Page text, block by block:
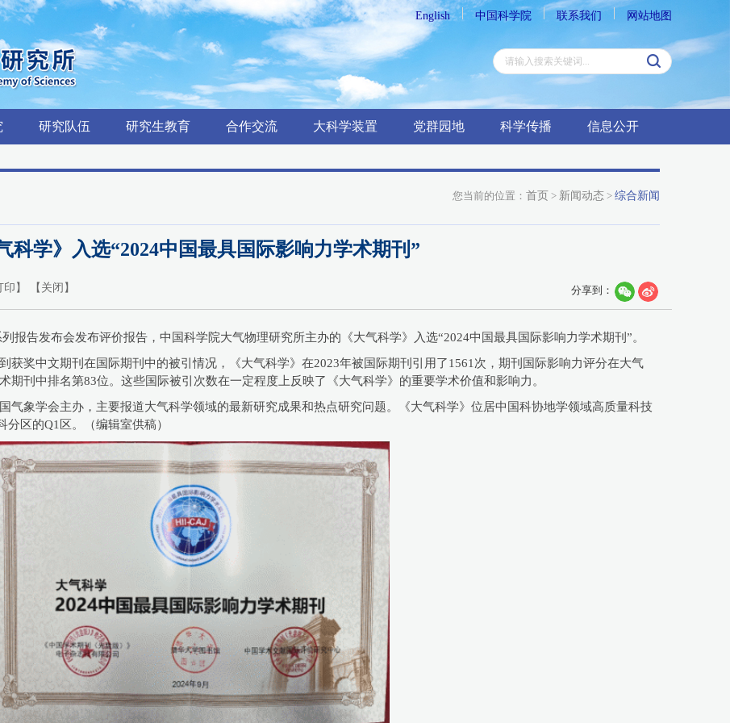
English 中国科学院 联系我们 网站地图
研究队伍 研究生教育 合作交流 大科学装置 党群园地 科学传播 信息公开
您当前的位置： 首页 > 新闻动态 > 综合新闻
科学》入选“2024中国最具国际影响力学术期刊”
印 】 【 关闭 】 分享到：
报告发布会发布评价报告，中国科学院大气物理研究所主办的《大气科学》入选“2024中国最具国际影响力学术期刊”。
获奖中文期刊在国际期刊中的被引情况，《大气科学》在2023年被国际期刊引用了1561次，期刊国际影响力评分在大气
刊中排名第83位。这些国际被引次数在一定程度上反映了《大气科学》的重要学术价值和影响力。
气象学会主办，主要报道大气科学领域的最新研究成果和热点研究问题。《大气科学》位居中国科协地学领域高质量科技
区的Q1区。（编辑室供稿）